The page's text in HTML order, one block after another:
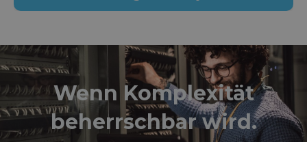
Wenn Komplexität
beherrschbar wird.